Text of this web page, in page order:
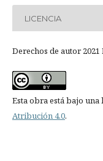
LICENCIA
Derechos de autor
Esta obra está bajo
Atribución 4.0.